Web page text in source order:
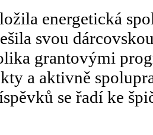
energetická
svou
grantovými
a aktivně
se řadí ke